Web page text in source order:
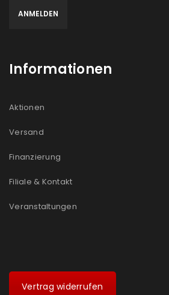
Informationen
Aktionen
Versand
Finanzierung
Filiale & Kontakt
Veranstaltungen
Vertrag widerrufen